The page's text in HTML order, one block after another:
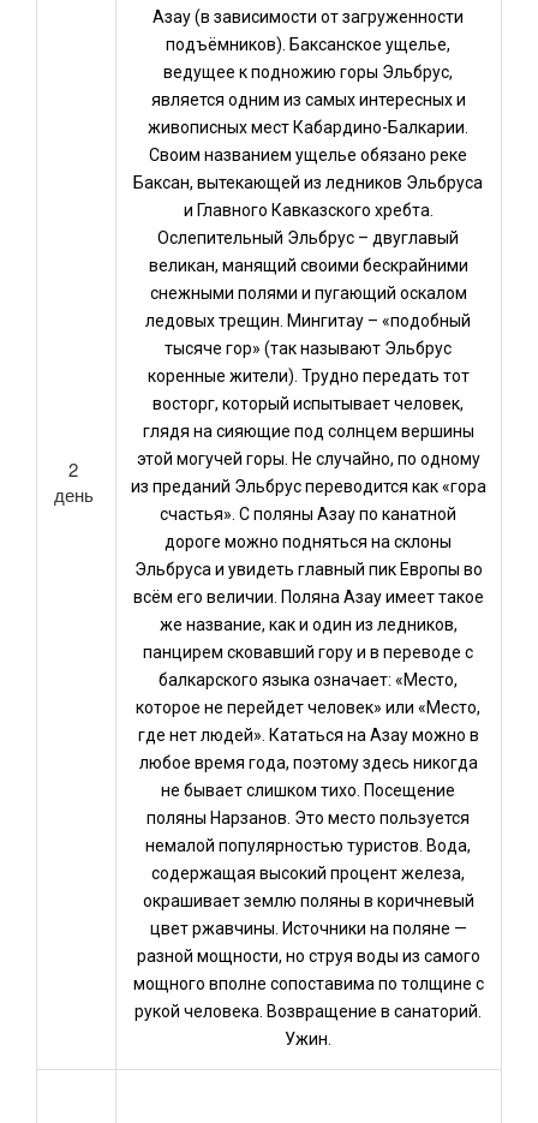
2
день
Азау (в зависимости от загруженности
подъёмников). Баксанское ущелье,
ведущее к подножию горы Эльбрус,
является одним из самых интересных и
живописных мест Кабардино-Балкарии.
Своим названием ущелье обязано реке
Баксан, вытекающей из ледников Эльбруса
и Главного Кавказского хребта.
Ослепительный Эльбрус – двуглавый
великан, манящий своими бескрайними
снежными полями и пугающий оскалом
ледовых трещин. Мингитау – «подобный
тысяче гор» (так называют Эльбрус
коренные жители). Трудно передать тот
восторг, который испытывает человек,
глядя на сияющие под солнцем вершины
этой могучей горы. Не случайно, по одному
из преданий Эльбрус переводится как «гора
счастья». С поляны Азау по канатной
дороге можно подняться на склоны
Эльбруса и увидеть главный пик Европы во
всём его величии. Поляна Азау имеет такое
же название, как и один из ледников,
панцирем сковавший гору и в переводе с
балкарского языка означает: «Место,
которое не перейдет человек» или «Место,
где нет людей». Кататься на Азау можно в
любое время года, поэтому здесь никогда
не бывает слишком тихо. Посещение
поляны Нарзанов. Это место пользуется
немалой популярностью туристов. Вода,
содержащая высокий процент железа,
окрашивает землю поляны в коричневый
цвет ржавчины. Источники на поляне —
разной мощности, но струя воды из самого
мощного вполне сопоставима по толщине с
рукой человека. Возвращение в санаторий.
Ужин.